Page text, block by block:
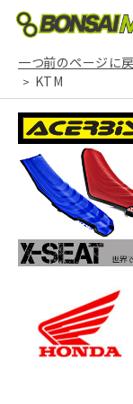
一つ前のページに
KTM